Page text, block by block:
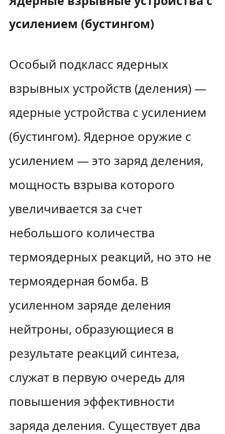
усилением (бустингом)
Особый подкласс ядерных
взрывных устройств (деления) —
ядерные устройства с усилением
(бустингом). Ядерное оружие с
усилением — это заряд деления,
мощность взрыва которого
увеличивается за счет
небольшого количества
термоядерных реакций, но это не
термоядерная бомба. В
усиленном заряде деления
нейтроны, образующиеся в
результате реакций синтеза,
служат в первую очередь для
повышения эффективности
заряда деления. Существует два